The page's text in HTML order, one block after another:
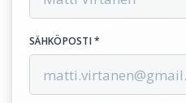
SÄHKÖPOSTI *